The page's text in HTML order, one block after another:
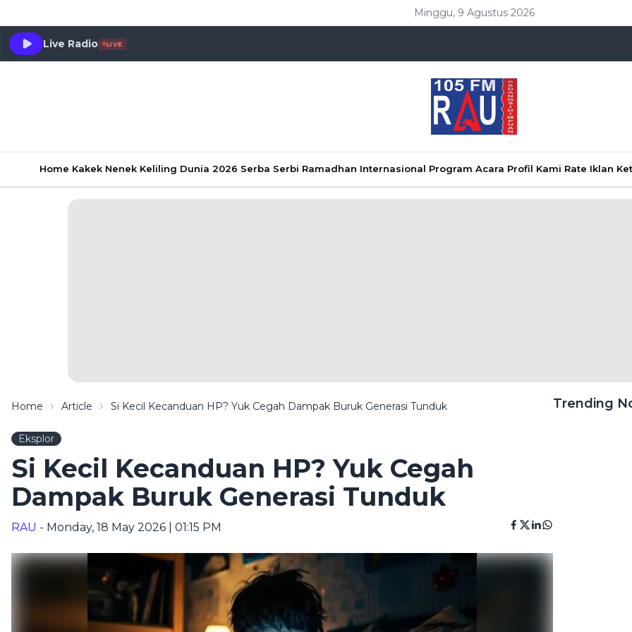
Minggu, 9 Agustus 2026
Live Radio LIVE
Home Kakek Nenek Keliling Dunia 2026 Serba Serbi Ramadhan Internasional Program Acara Profil Kami Rate Iklan
Home Article Si Kecil Kecanduan HP? Yuk Cegah Dampak Buruk Generasi Tunduk
Eksplor
Si Kecil Kecanduan HP? Yuk Cegah
Dampak Buruk Generasi Tunduk
RAU - Monday, 18 May 2026 | 01:15 PM
Trending